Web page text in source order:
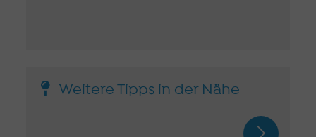
Weitere Tipps in der Nähe